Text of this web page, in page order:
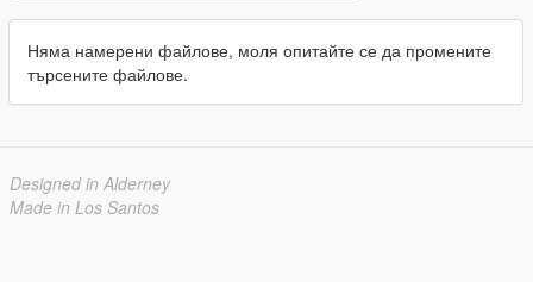
Няма намерени файлове, моля опитайте се да промените
търсените файлове.
Designed in Alderney
Made in Los Santos